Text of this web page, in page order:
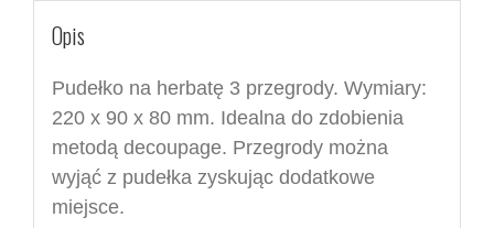
Opis
Pudełko na herbatę 3 przegrody. Wymiary:
220 x 90 x 80 mm. Idealna do zdobienia
metodą decoupage. Przegrody można
wyjąć z pudełka zyskując dodatkowe
miejsce.